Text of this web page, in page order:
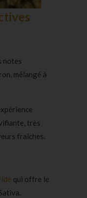
notes
mélangé à
très
fraîches.
qui offre le